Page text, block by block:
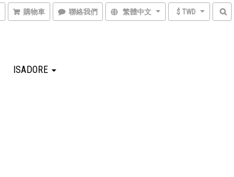
購物車 聯絡我們 繁體中文 $ TWD
ISADORE